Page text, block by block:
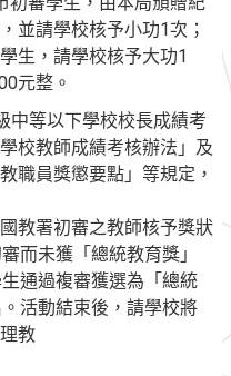
並請學校核予小功1次；
生，請學校核予大功1
元整。
中等以下學校校長成績考
校教師成績考核辦法」及
職員獎懲要點」等規定，
教署初審之教師核予獎狀
而未獲「總統教育獎」
通過複審獲選為「總統
活動結束後，請學校將
教